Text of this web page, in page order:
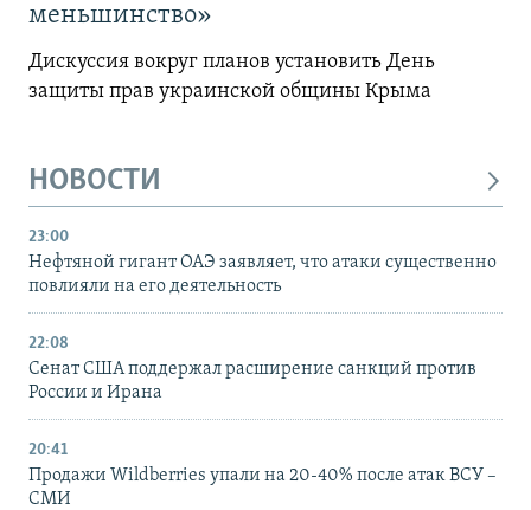
меньшинство»
Дискуссия вокруг планов установить День
защиты прав украинской общины Крыма
НОВОСТИ
23:00
Нефтяной гигант ОАЭ заявляет, что атаки существенно
повлияли на его деятельность
22:08
Сенат США поддержал расширение санкций против
России и Ирана
20:41
Продажи Wildberries упали на 20-40% после атак ВСУ –
СМИ